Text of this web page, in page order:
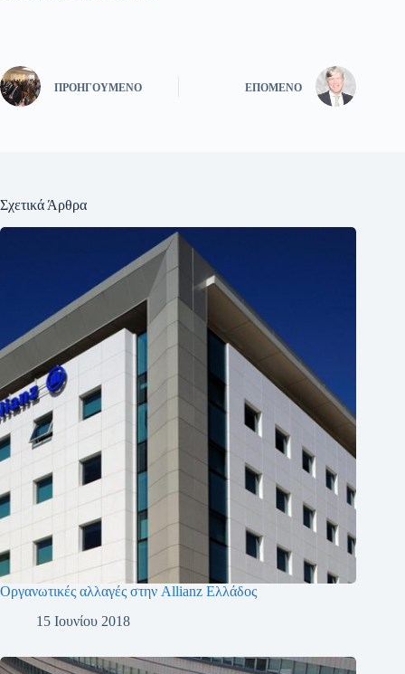
ΠΡΟΗΓΟΎΜΕΝΟ ΕΠΌΜΕΝΟ
Σχετικά Άρθρα
Οργανωτικές αλλαγές στην Allianz Ελλάδος
15 Ιουνίου 2018